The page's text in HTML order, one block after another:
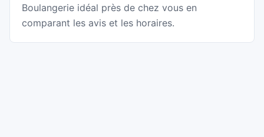
Boulangerie idéal près de chez vous en
comparant les avis et les horaires.